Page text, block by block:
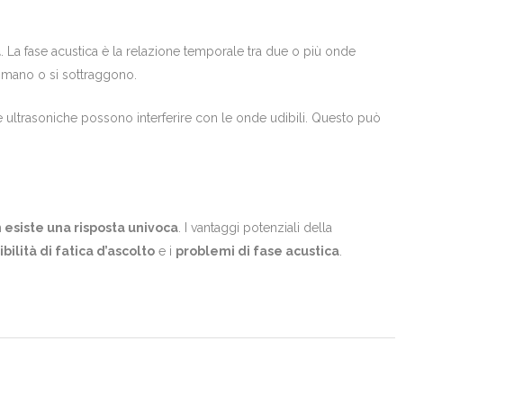
. La fase acustica è la relazione temporale tra due o più onde
o si sottraggono.
ultrasoniche possono interferire con le onde udibili. Questo può
esiste una risposta univoca. I vantaggi potenziali della
di fatica d’ascolto e i problemi di fase acustica.